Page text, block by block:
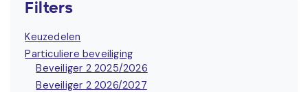
Filters
Keuzedelen
Particuliere beveiliging
Beveiliger 2 2025/2026
Beveiliger 2 2026/2027